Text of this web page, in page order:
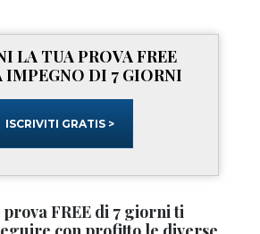
LA TUA PROVA FREE
IMPEGNO DI 7 GIORNI
ISCRIVITI GRATIS >
prova FREE di 7 giorni ti